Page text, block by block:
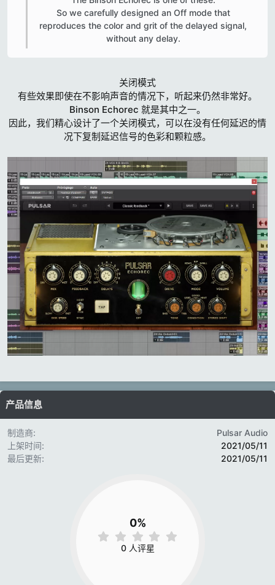
So we carefully designed an Off mode that
reproduces the color and grit of the delayed signal,
without any delay.​
关闭模式
有些效果即使在不影响声音的情况下，听起来仍然非常好。
Binson Echorec 就是其中之一。
因此，我们精心设计了一个关闭模式，可以在没有任何延迟的情
况下复制延迟信号的色彩和颗粒感。
产品信息
制造商
Pulsar Audio
上架时间
2021/05/11
最后更新
2021/05/11
0%
0 人评星